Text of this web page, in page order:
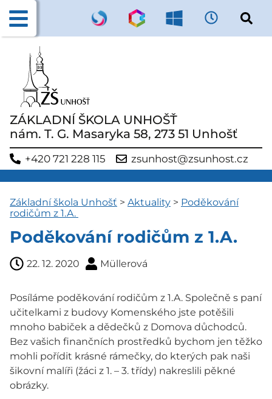
ZÁKLADNÍ ŠKOLA UNHOŠŤ
nám. T. G. Masaryka 58, 273 51 Unhošť
+420 721 228 115 zsunhost@zsunhost.cz
Základní škola Unhošť > Aktuality > Poděkování
rodičům z 1.A.
Poděkování rodičům z 1.A.
22. 12. 2020 Müllerová
Posíláme poděkování rodičům z 1.A. Společně s paní
učitelkami z budovy Komenského jste potěšili
mnoho babiček a dědečků z Domova důchodců.
Bez vašich finančních prostředků bychom jen těžko
mohli pořídit krásné rámečky, do kterých pak naši
šikovní malíři (žáci z 1. – 3. třídy) nakreslili pěkné
obrázky.